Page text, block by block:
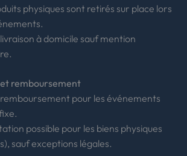
physiques sont retirés sur place lors
à domicile sauf mention
remboursement
remboursement pour les événements
possible pour les biens physiques
sauf exceptions légales.